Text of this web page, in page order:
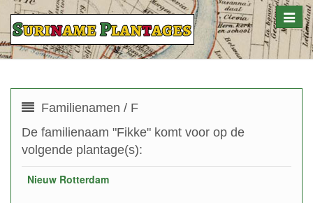
Toggle
Familienamen / F
De familienaam "Fikke" komt voor op de
volgende plantage(s):
Nieuw Rotterdam